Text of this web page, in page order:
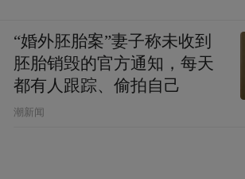
“婚外胚胎案”妻子称未收到
胚胎销毁的官方通知，每天
都有人跟踪、偷拍自己
潮新闻